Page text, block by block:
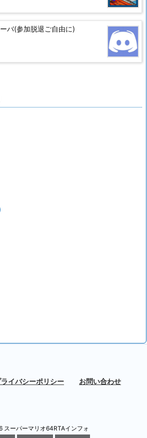
バ(参加脱退ご自由に)
ライバシーポリシー お問い合わせ
スーパーマリオ64RTAインフォ